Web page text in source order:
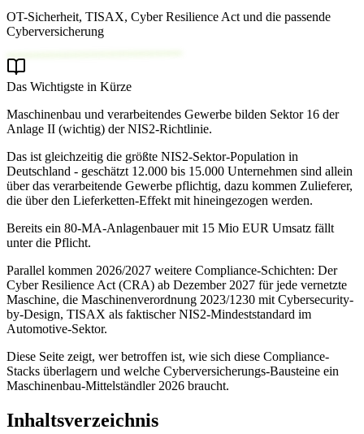
OT-Sicherheit, TISAX, Cyber Resilience Act und die passende
Cyberversicherung
Das Wichtigste in Kürze
Maschinenbau und verarbeitendes Gewerbe bilden Sektor 16 der
Anlage II (wichtig) der NIS2-Richtlinie.
Das ist gleichzeitig die größte NIS2-Sektor-Population in
Deutschland - geschätzt 12.000 bis 15.000 Unternehmen sind allein
über das verarbeitende Gewerbe pflichtig, dazu kommen Zulieferer,
die über den Lieferketten-Effekt mit hineingezogen werden.
Bereits ein 80-MA-Anlagenbauer mit 15 Mio EUR Umsatz fällt
unter die Pflicht.
Parallel kommen 2026/2027 weitere Compliance-Schichten: Der
Cyber Resilience Act (CRA) ab Dezember 2027 für jede vernetzte
Maschine, die Maschinenverordnung 2023/1230 mit Cybersecurity-
by-Design, TISAX als faktischer NIS2-Mindeststandard im
Automotive-Sektor.
Diese Seite zeigt, wer betroffen ist, wie sich diese Compliance-
Stacks überlagern und welche Cyberversicherungs-Bausteine ein
Maschinenbau-Mittelständler 2026 braucht.
Inhaltsverzeichnis